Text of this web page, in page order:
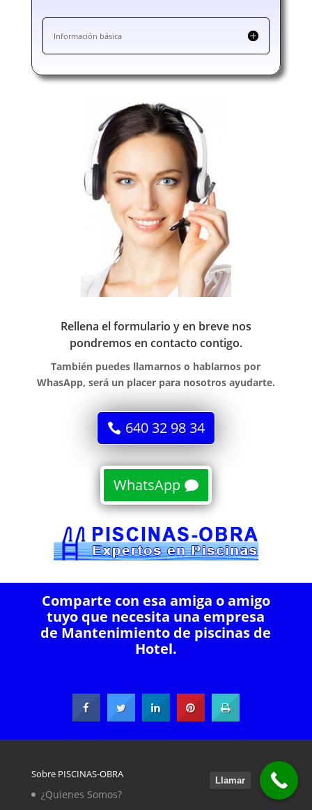
Información básica
Rellena el formulario y en breve nos
pondremos en contacto contigo.
También puedes llamarnos o hablarnos por
WhasApp, será un placer para nosotros ayudarte.
640 32 98 34
WhatsApp
Comparte con esa amiga o amigo
tuyo que necesita una empresa
de Mantenimiento de piscinas de
Hotel.
Sobre PISCINAS-OBRA
¿Quienes Somos?
Llamar